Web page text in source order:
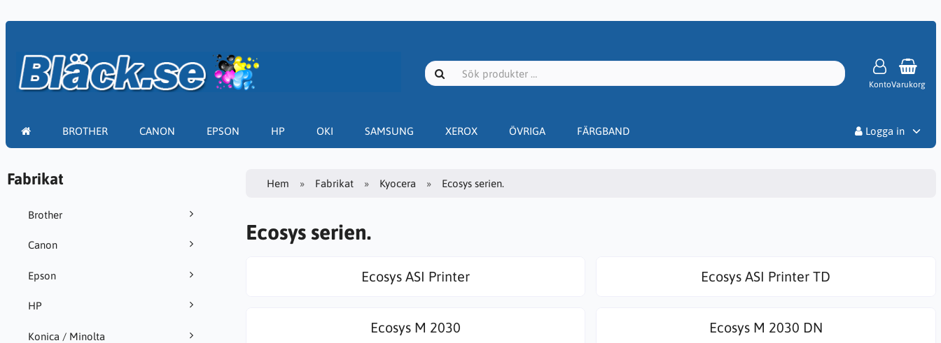
KontoVarukorg
BROTHER CANON EPSON HP OKI SAMSUNG XEROX ÖVRIGA FÄRGBAND
Logga in
Fabrikat
Brother
Canon
Epson
HP
Konica / Minolta
Hem Fabrikat Kyocera Ecosys serien.
Ecosys serien.
Ecosys ASI Printer Ecosys ASI Printer TD
Ecosys M 2030 Ecosys M 2030 DN